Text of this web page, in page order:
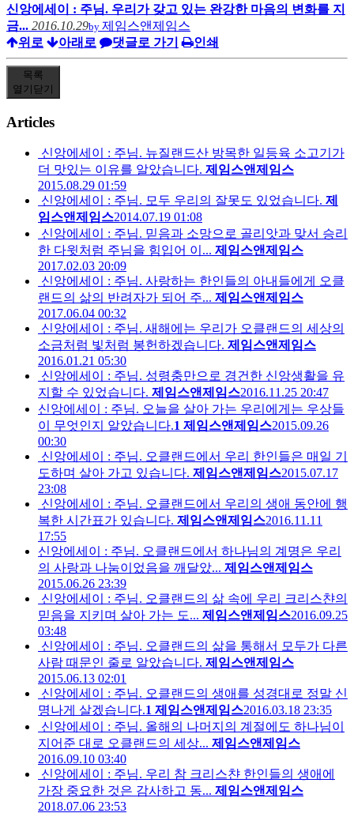
신앙에세이 : 주님. 우리가 갖고 있는 완강한 마음의 변화를 지
금... 2016.10.29by 제임스앤제임스
위로
아래로 댓글로 가기 인쇄
목록
열기 닫기
Articles
신앙에세이 : 주님. 뉴질랜드산 방목한 일등육 소고기가
더 맛있는 이유를 알았습니다. 제임스앤제임스
2015.08.29 01:59
신앙에세이 : 주님. 모두 우리의 잘못도 있었습니다. 제
임스앤제임스2014.07.19 01:08
신앙에세이 : 주님. 믿음과 소망으로 골리앗과 맞서 승리
한 다윗처럼 주님을 힘입어 이... 제임스앤제임스
2017.02.03 20:09
신앙에세이 : 주님. 사랑하는 한인들의 아내들에게 오클
랜드의 삶의 반려자가 되어 주... 제임스앤제임스
2017.06.04 00:32
신앙에세이 : 주님. 새해에는 우리가 오클랜드의 세상의
소금처럼 빛처럼 봉헌하겠습니다. 제임스앤제임스
2016.01.21 05:30
신앙에세이 : 주님. 성령충만으로 경건한 신앙생활을 유
지할 수 있었습니다. 제임스앤제임스2016.11.25 20:47
신앙에세이 : 주님. 오늘을 살아 가는 우리에게는 우상들
이 무엇인지 알았습니다.1 제임스앤제임스2015.09.26
00:30
신앙에세이 : 주님. 오클랜드에서 우리 한인들은 매일 기
도하며 살아 가고 있습니다. 제임스앤제임스2015.07.17
23:08
신앙에세이 : 주님. 오클랜드에서 우리의 생애 동안에 행
복한 시간표가 있습니다. 제임스앤제임스2016.11.11
17:55
신앙에세이 : 주님. 오클랜드에서 하나님의 계명은 우리
의 사랑과 나눔이었음을 깨달았... 제임스앤제임스
2015.06.26 23:39
신앙에세이 : 주님. 오클랜드의 삶 속에 우리 크리스챤의
믿음을 지키며 살아 가는 도... 제임스앤제임스2016.09.25
03:48
신앙에세이 : 주님. 오클랜드의 삶을 통해서 모두가 다른
사람 때문인 줄로 알았습니다. 제임스앤제임스
2015.06.13 02:01
신앙에세이 : 주님. 오클랜드의 생애를 성경대로 정말 신
명나게 살겠습니다.1 제임스앤제임스2016.03.18 23:35
신앙에세이 : 주님. 올해의 나머지의 계절에도 하나님이
지어준 대로 오클랜드의 세상... 제임스앤제임스
2016.09.10 03:40
신앙에세이 : 주님. 우리 참 크리스챤 한인들의 생애에
가장 중요한 것은 감사하고 동... 제임스앤제임스
2018.07.06 23:53